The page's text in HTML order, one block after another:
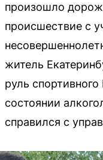
произошло
происшествие с
житель
руль
состоянии
справился с